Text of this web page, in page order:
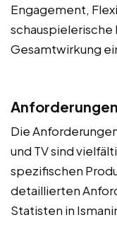
Engagement,
schauspielerische
Gesamtwirkung
Anforderungen
Die
und TV sind
spezifischen
detaillierten
Statisten in